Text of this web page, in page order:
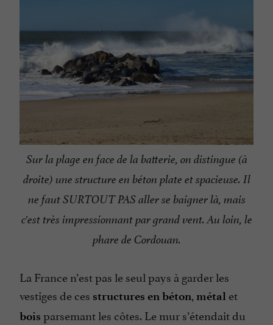
Sur la plage en face de la batterie, on distingue (à
droite) une structure en béton plate et spacieuse. Il
ne faut SURTOUT PAS aller se baigner là, mais
c'est très impressionnant par grand vent. Au loin, le
phare de Cordouan.
La France n’est pas le seul pays à garder les
vestiges de ces structures en béton, métal et
bois parsemant les côtes. Le mur s’étendait du